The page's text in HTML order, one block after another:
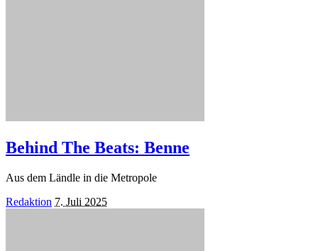
Behind The Beats: Benne
Aus dem Ländle in die Metropole
Posted
Redaktion 7. Juli 2025